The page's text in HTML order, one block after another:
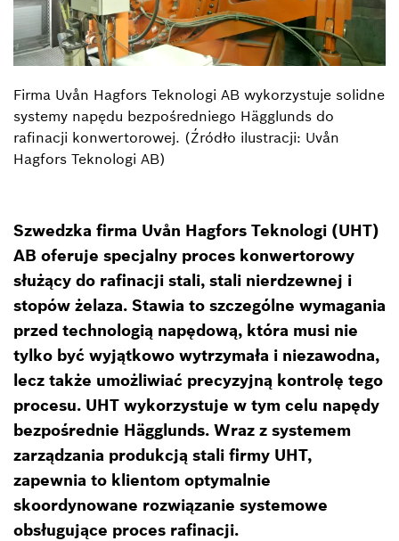
Firma Uvån Hagfors Teknologi AB wykorzystuje solidne
systemy napędu bezpośredniego Hägglunds do
rafinacji konwertorowej. (Źródło ilustracji: Uvån
Hagfors Teknologi AB)
Szwedzka firma Uvån Hagfors Teknologi (UHT)
AB oferuje specjalny proces konwertorowy
służący do rafinacji stali, stali nierdzewnej i
stopów żelaza. Stawia to szczególne wymagania
przed technologią napędową, która musi nie
tylko być wyjątkowo wytrzymała i niezawodna,
lecz także umożliwiać precyzyjną kontrolę tego
procesu. UHT wykorzystuje w tym celu napędy
bezpośrednie Hägglunds. Wraz z systemem
zarządzania produkcją stali firmy UHT,
zapewnia to klientom optymalnie
skoordynowane rozwiązanie systemowe
obsługujące proces rafinacji.